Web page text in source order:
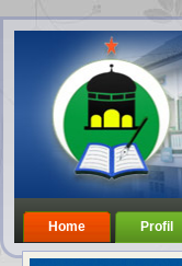
Home Profil